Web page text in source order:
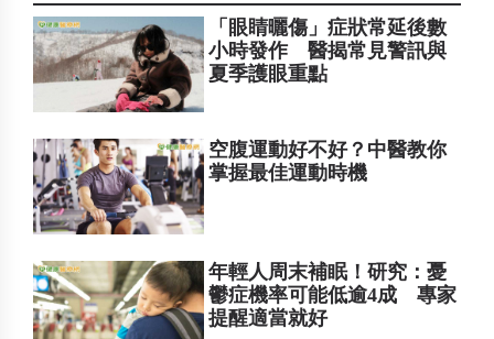
「眼睛曬傷」症狀常延後數
小時發作 醫揭常見警訊與
夏季護眼重點
空腹運動好不好？中醫教你
掌握最佳運動時機
年輕人周末補眠！研究：憂
鬱症機率可能低逾4成 專家
提醒適當就好